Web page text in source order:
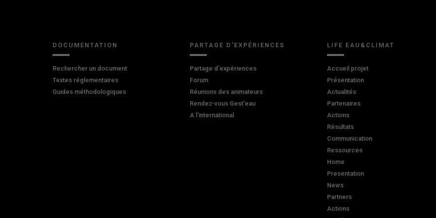
DOCUMENTATION
Rechercher un document
Textes réglementaires
Guides méthodologiques
PARTAGE D'EXPÉRIENCES
Partage d'expériences
Forum
Réunions des animateurs
Rendez-vous Gest'eau
A l'international
LIFE EAU&CLIMAT
Accueil projet
Présentation
Actualités
Partenaires
Actions
Résultats
Communication
Ressources
Home
Presentation
News
Partners
Actions